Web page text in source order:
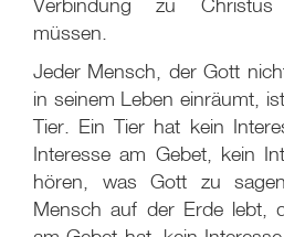
Verbindung zu
müssen.
Jeder Mensch, der Gott
in seinem Leben einräumt,
Tier. Ein Tier hat kein
Interesse am Gebet, kein
hören, was Gott zu
Mensch auf der Erde lebt,